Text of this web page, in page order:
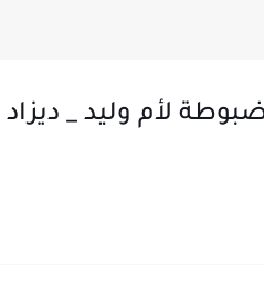
لأم وليد _ ديزاد